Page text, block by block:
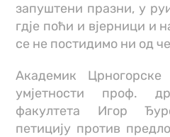
запуштени празни, у
гдје поћи и вјерници и
се не постидимо ни од
Академик
умјетности проф. др
факултета Игор
петицију против